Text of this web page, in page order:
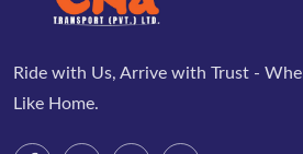
Ride with Us, Arrive with Trust -
Like Home.